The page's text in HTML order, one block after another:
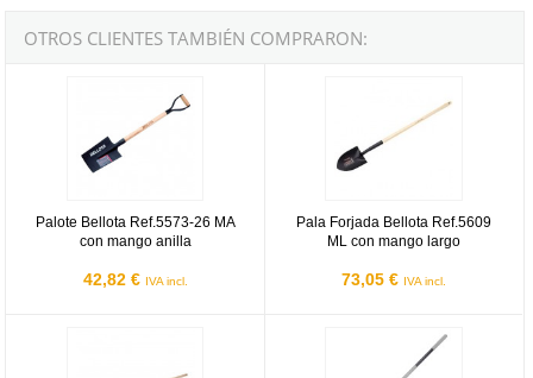
OTROS CLIENTES TAMBIÉN COMPRARON:
Palote Bellota Ref.5573-26 MA
con mango anilla
42,82 € IVA incl.
Pala Forjada Bellota Ref.5609
ML con mango largo
73,05 € IVA incl.